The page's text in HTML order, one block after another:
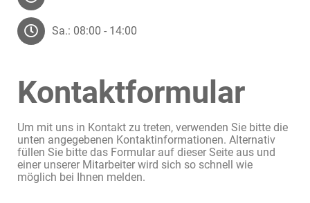
Sa.: 08:00 - 14:00
Kontaktformular
Um mit uns in Kontakt zu treten, verwenden Sie bitte die
unten angegebenen Kontaktinformationen. Alternativ
füllen Sie bitte das Formular auf dieser Seite aus und
einer unserer Mitarbeiter wird sich so schnell wie
möglich bei Ihnen melden.